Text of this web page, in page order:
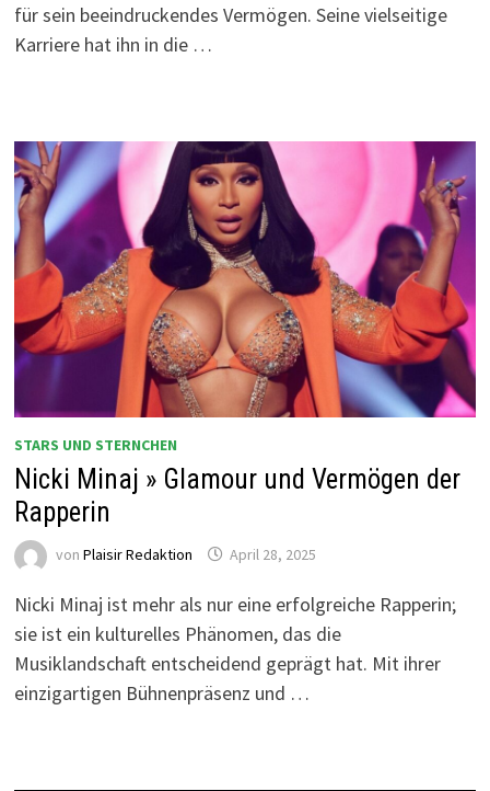
für sein beeindruckendes Vermögen. Seine vielseitige
Karriere hat ihn in die …
STARS UND STERNCHEN
Nicki Minaj » Glamour und Vermögen der
Rapperin
von Plaisir Redaktion April 28, 2025
Nicki Minaj ist mehr als nur eine erfolgreiche Rapperin;
sie ist ein kulturelles Phänomen, das die
Musiklandschaft entscheidend geprägt hat. Mit ihrer
einzigartigen Bühnenpräsenz und …